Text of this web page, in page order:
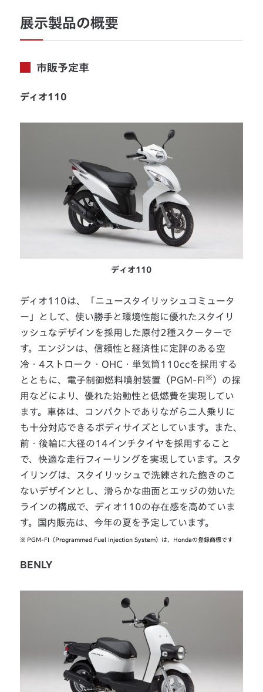
展示製品の概要
市販予定車
ディオ110
ディオ110
ディオ110は、「ニュースタイリッシュコミュータ
ー」として、使い勝手と環境性能に優れたスタイリ
ッシュなデザインを採用した原付2種スクーターで
す。エンジンは、信頼性と経済性に定評のある空
冷・4ストローク・OHC・単気筒110ccを採用する
とともに、電子制御燃料噴射装置（PGM-FI ※ ）の採
用などにより、優れた始動性と低燃費を実現してい
ます。車体は、コンパクトでありながら二人乗りに
も十分対応できるボディサイズとしています。また、
前・後輪に大径の14インチタイヤを採用すること
で、快適な走行フィーリングを実現しています。スタ
イリングは、スタイリッシュで洗練された飽きのこ
ないデザインとし、滑らかな曲面とエッジの効いた
ラインの構成で、ディオ110の存在感を高めていま
す。国内販売は、今年の夏を予定しています。
※ PGM-FI（Programmed Fuel Injection System）は、Hondaの登録商標です
BENLY